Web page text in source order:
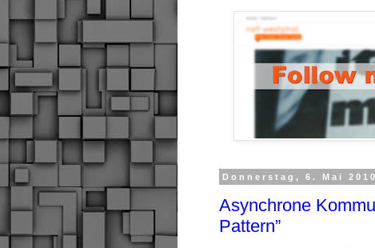
Donnerstag, 6. Mai 2010
Asynchrone
Pattern”